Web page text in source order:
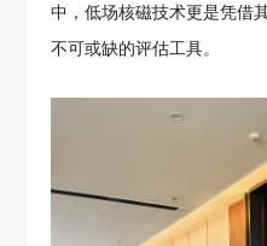
中，低场核磁技术更是凭借
不可或缺的评估工具。